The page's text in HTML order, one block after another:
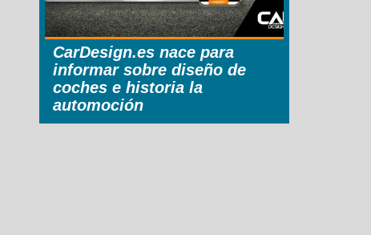
CarDesign.es nace para
informar sobre diseño de
coches e historia la
automoción